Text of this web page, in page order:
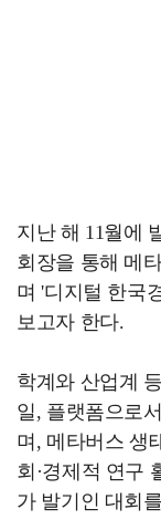
지난 해 11월에
회장을 통해 메
며 '디지털 한국
보고자 한다.
학계와 산업계
일, 플랫폼으로
며, 메타버스 생
회·경제적 연구
가 발기인 대회